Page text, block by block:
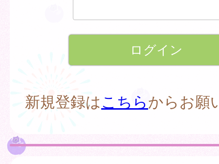
新規登録はこちらからお願